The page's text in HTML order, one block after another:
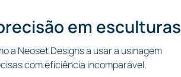
em esculturas
a Neoset Designs a usar a usinagem
com eficiência incomparável.